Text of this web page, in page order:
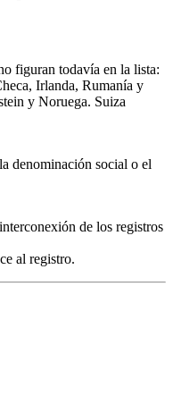
figuran todavía en la lista:
Irlanda, Rumanía y
y Noruega. Suiza
denominación social o el
de los registros
al registro.